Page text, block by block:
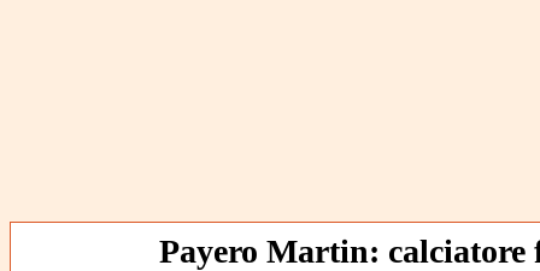
Payero Martin: calciatore